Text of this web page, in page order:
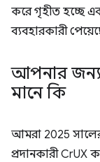
করে গৃহীত হচ্ছে
ব্যবহারকারী
আপনার
মানে কি
আমরা 2025 সালের
প্রদানকারী CrUX